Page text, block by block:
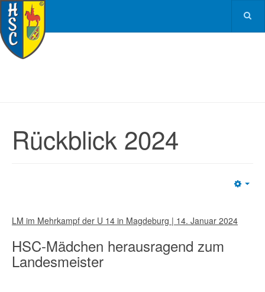
Rückblick 2024
LM im Mehrkampf der U 14 in Magdeburg | 14. Januar 2024
HSC-Mädchen herausragend zum
Landesmeister